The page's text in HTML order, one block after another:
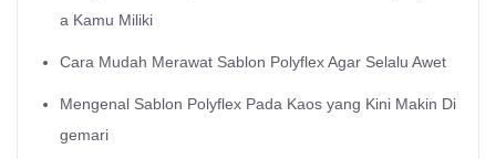
a Kamu Miliki
Cara Mudah Merawat Sablon Polyflex Agar Selalu Awet
Mengenal Sablon Polyflex Pada Kaos yang Kini Makin Di
gemari